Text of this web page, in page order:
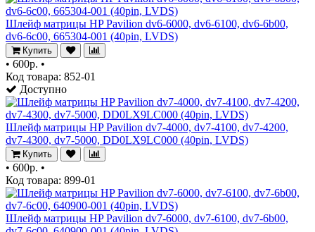
Шлейф матрицы HP Pavilion dv6-6000, dv6-6100, dv6-6b00,
dv6-6c00, 665304-001 (40pin, LVDS)
Купить
• 600р. •
Код товара: 852-01
Доступно
Шлейф матрицы HP Pavilion dv7-4000, dv7-4100, dv7-4200,
dv7-4300, dv7-5000, DD0LX9LC000 (40pin, LVDS)
Купить
• 600р. •
Код товара: 899-01
Шлейф матрицы HP Pavilion dv7-6000, dv7-6100, dv7-6b00,